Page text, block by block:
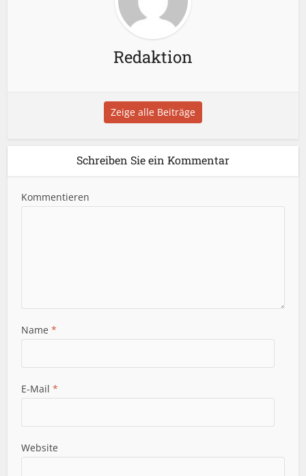
Redaktion
Zeige alle Beiträge
Schreiben Sie ein Kommentar
Kommentieren
Name*
E-Mail*
Website